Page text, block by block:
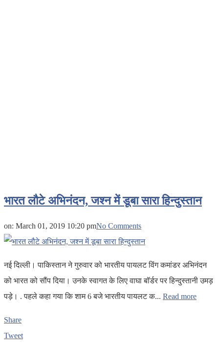
भारत लौटे अभिनंदन, जश्न में डूबा सारा हिन्दुस्तान
on: March 01, 2019 10:20 pmNo Comments
नई दिल्ली। पाकिस्तान ने गुरुवार को भारतीय पायलट विंग कमांडर अभिनंदन
को भारत को सौंप दिया। उनके स्वागत के लिए वाघा बॉर्डर पर हिन्दुस्तानी उमड़
पड़े। . पहले कहा गया कि शाम 6 बजे भारतीय पायलट क... Read more
Share
Tweet